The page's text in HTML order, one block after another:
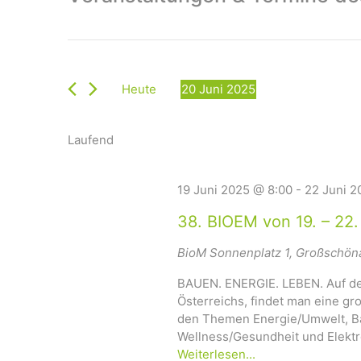
Heute
20 Juni 2025
w
ä
h
l
n
.
Laufend
19 Juni 2025 @ 8:00- 22 Juni
38. BIOEM von 19. –
BioM Sonnenplatz 1,
BAUEN. ENERGIE. LEBEN.
Österreichs, findet man eine
den Themen Energie/Umwelt,
Wellness/Gesundheit und
Weiterlesen...